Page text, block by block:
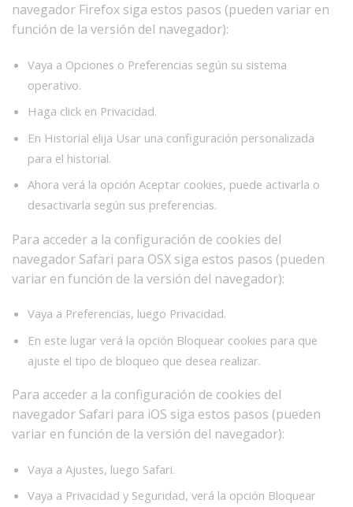
navegador Firefox siga estos pasos (pueden variar en
función de la versión del navegador):
Vaya a Opciones o Preferencias según su sistema
operativo.
Haga click en Privacidad.
En Historial elija Usar una configuración personalizada
para el historial.
Ahora verá la opción Aceptar cookies, puede activarla o
desactivarla según sus preferencias.
Para acceder a la configuración de cookies del
navegador Safari para OSX siga estos pasos (pueden
variar en función de la versión del navegador):
Vaya a Preferencias, luego Privacidad.
En este lugar verá la opción Bloquear cookies para que
ajuste el tipo de bloqueo que desea realizar.
Para acceder a la configuración de cookies del
navegador Safari para iOS siga estos pasos (pueden
variar en función de la versión del navegador):
Vaya a Ajustes, luego Safari.
Vaya a Privacidad y Seguridad, verá la opción Bloquear